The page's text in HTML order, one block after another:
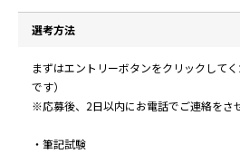
選考方法
まずはエントリーボタンをクリックして
です）
※応募後、2日以内にお電話でご連絡をさ
・筆記試験